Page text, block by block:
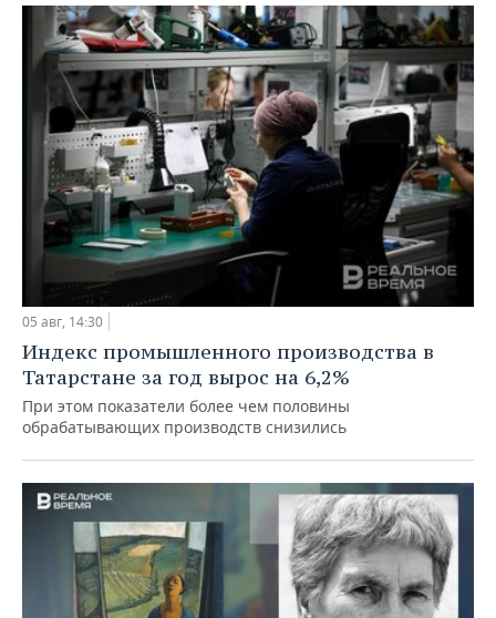
05 авг, 14:30
Индекс промышленного производства в
Татарстане за год вырос на 6,2%
При этом показатели более чем половины
обрабатывающих производств снизились